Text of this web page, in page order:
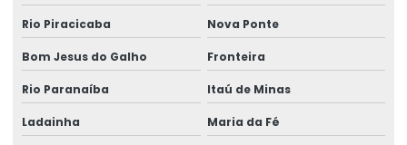
Rio Piracicaba Nova Ponte
Bom Jesus do Galho Fronteira
Rio Paranaíba Itaú de Minas
Ladainha Maria da Fé